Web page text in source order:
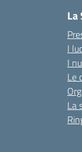
La
I
I
Le
La